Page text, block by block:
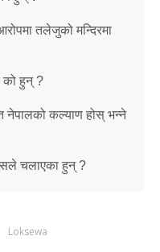
तलेजुको मन्दिरमा
को हुन् ?
नेपालको कल्याण होस् भन्ने
चलाएका हुन् ?
Loksewa